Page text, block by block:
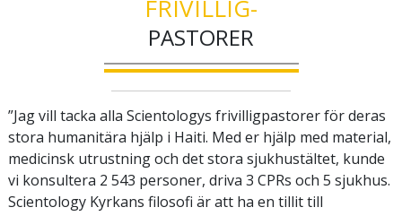
FRIVILLIG-
PASTORER
”Jag vill tacka alla Scientologys frivilligpastorer för deras
stora humanitära hjälp i Haiti. Med er hjälp med material,
medicinsk utrustning och det stora sjukhustältet, kunde
vi konsultera 2 543 personer, driva 3 CPRs och 5 sjukhus.
Scientology Kyrkans filosofi är att ha en tillit till